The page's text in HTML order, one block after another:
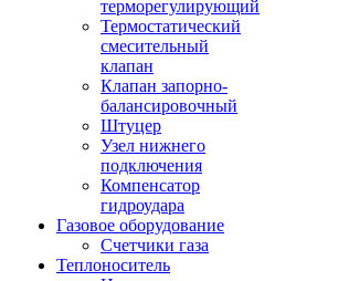
терморегулирующий
Термостатический
смесительный
клапан
Клапан запорно-
балансировочный
Штуцер
Узел нижнего
подключения
Компенсатор
гидроудара
Газовое оборудование
Счетчики газа
Теплоноситель